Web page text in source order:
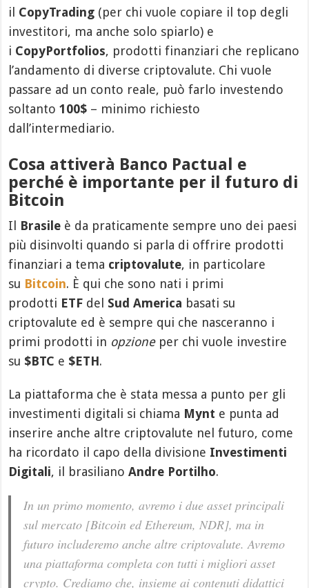
il CopyTrading (per chi vuole copiare il top degli
investitori, ma anche solo spiarlo) e
i CopyPortfolios, prodotti finanziari che replicano
l’andamento di diverse criptovalute. Chi vuole
passare ad un conto reale, può farlo investendo
soltanto100$ – minimo richiesto
dall’intermediario.
Cosa attiverà Banco Pactual e
perché è importante per il futuro di
Bitcoin
Il Brasile è da praticamente sempre uno dei paesi
più disinvolti quando si parla di offrire prodotti
finanziari a tema criptovalute, in particolare
su Bitcoin. È qui che sono nati i primi
prodotti ETF del Sud America basati su
criptovalute ed è sempre qui che nasceranno i
primi prodotti in opzioneper chi vuole investire
su $BTC e $ETH.
La piattaforma che è stata messa a punto per gli
investimenti digitali si chiama Mynt e punta ad
inserire anche altre criptovalute nel futuro, come
ha ricordato il capo della divisione Investimenti
Digitali, il brasilianoAndre Portilho.
In un primo momento, avremo i due asset principali
sul mercato [Bitcoin ed Ethereum, NDR], ma in
futuro includeremo anche altre criptovalute. Avremo
una piattaforma completa con tutti i migliori asset
crypto. Crediamo che, insieme ai contenuti didattici